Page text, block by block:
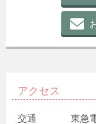
アクセス
交通 東急